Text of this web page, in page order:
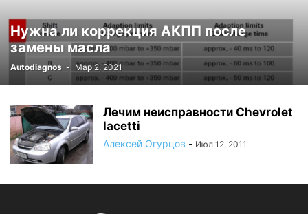
Нужна ли коррекция АКПП после
замены масла
Autodiagnos - Мар 2, 2021
Лечим неисправности Chevrolet
lacetti
Алексей Огурцов - Июл 12, 2011